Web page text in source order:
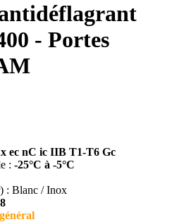
- Portes
ec nC ic IIB T1-T6 Gc
: -25°C à -5°C
: Blanc / Inox
8